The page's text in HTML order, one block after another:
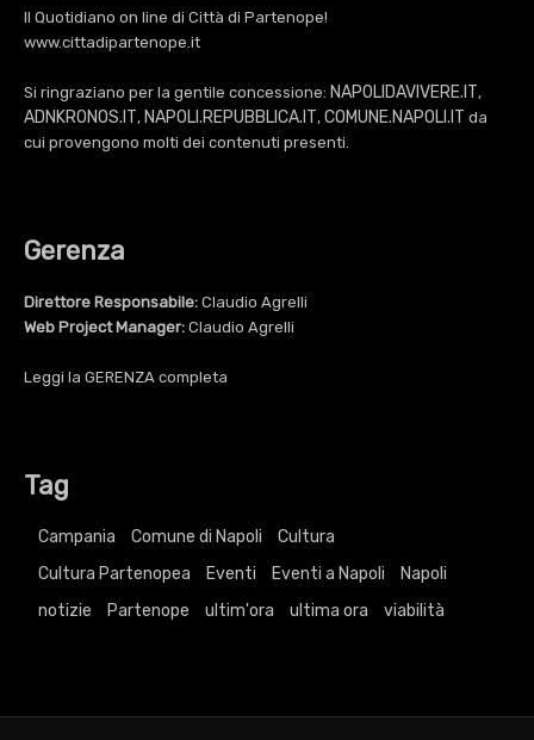
Il Quotidiano on line di Città di Partenope!
www.cittadipartenope.it
Si ringraziano per la gentile concessione: NAPOLIDAVIVERE.IT,
ADNKRONOS.IT, NAPOLI.REPUBBLICA.IT, COMUNE.NAPOLI.IT da
cui provengono molti dei contenuti presenti.
Gerenza
Direttore Responsabile: Claudio Agrelli
Web Project Manager: Claudio Agrelli
Leggi la GERENZA completa
Tag
Campania Comune di Napoli
Cultura
Cultura Partenopea
Eventi Eventi a Napoli
Napoli
notizie
Partenope ultim'ora ultima ora viabilità